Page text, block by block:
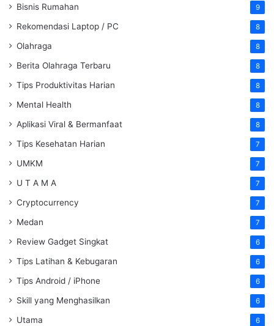
Bisnis Rumahan 9
Rekomendasi Laptop / PC 8
Olahraga 8
Berita Olahraga Terbaru 8
Tips Produktivitas Harian 8
Mental Health 8
Aplikasi Viral & Bermanfaat 8
Tips Kesehatan Harian 7
UMKM 7
U T A M A 7
Cryptocurrency 7
Medan 7
Review Gadget Singkat 6
Tips Latihan & Kebugaran 6
Tips Android / iPhone 6
Skill yang Menghasilkan 6
Utama 6